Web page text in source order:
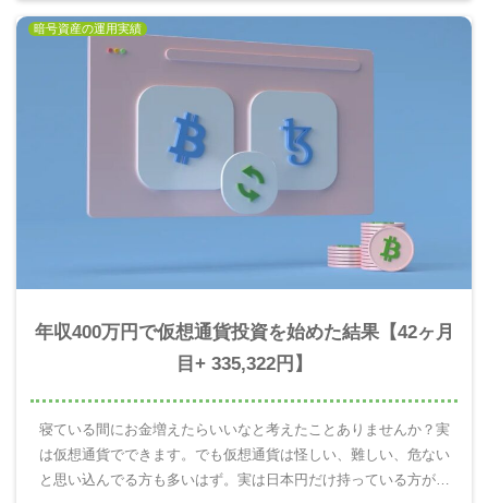
とを報告します。
暗号資産の運用実績
年収400万円で仮想通貨投資を始めた結果【42ヶ月
目+ 335,322円】
寝ている間にお金増えたらいいなと考えたことありませんか？実
は仮想通貨でできます。でも仮想通貨は怪しい、難しい、危ない
と思い込んでる方も多いはず。実は日本円だけ持っている方がと